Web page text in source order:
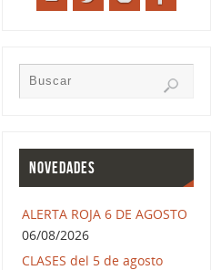
NOVEDADES
ALERTA ROJA 6 DE AGOSTO
06/08/2026
CLASES del 5 de agosto